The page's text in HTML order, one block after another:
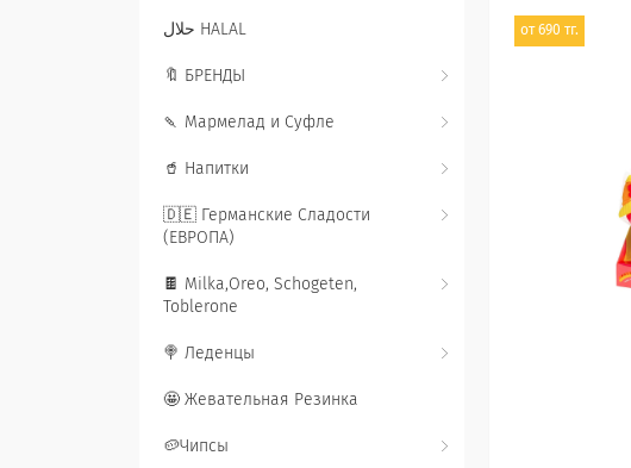
от 690 тг. حلال HALAL
🔖 БРЕНДЫ
🍡 Мармелад и Суфле
🥤 Напитки
🇩🇪 Германские Сладости
(ЕВРОПА)
🍫 Milka,Oreo, Schogeten,
Toblerone
🍭 Леденцы
🤩 Жевательная Резинка
🥔Чипсы